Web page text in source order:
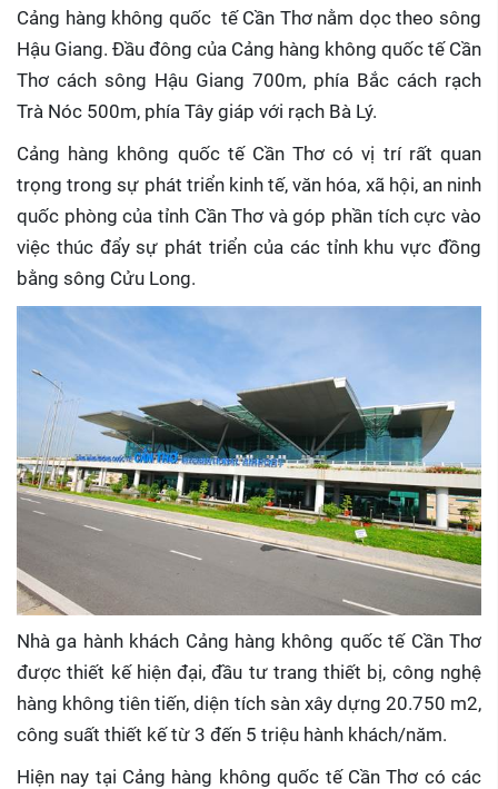
Cảng hàng không quốc tế Cần Thơ nằm dọc theo sông
Hậu Giang. Đầu đông của Cảng hàng không quốc tế Cần
Thơ cách sông Hậu Giang 700m, phía Bắc cách rạch
Trà Nóc 500m, phía Tây giáp với rạch Bà Lý.
Cảng hàng không quốc tế Cần Thơ có vị trí rất quan
trọng trong sự phát triển kinh tế, văn hóa, xã hội, an ninh
quốc phòng của tỉnh Cần Thơ và góp phần tích cực vào
việc thúc đẩy sự phát triển của các tỉnh khu vực đồng
bằng sông Cửu Long.
Nhà ga hành khách Cảng hàng không quốc tế Cần Thơ
được thiết kế hiện đại, đầu tư trang thiết bị, công nghệ
hàng không tiên tiến, diện tích sàn xây dựng 20.750 m2,
công suất thiết kế từ 3 đến 5 triệu hành khách/năm.
Hiện nay tại Cảng hàng không quốc tế Cần Thơ có các